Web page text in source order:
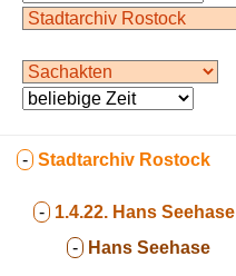
- Stadtarchiv Rostock
- 1.4.22. Hans Seehase
- Hans Seehase